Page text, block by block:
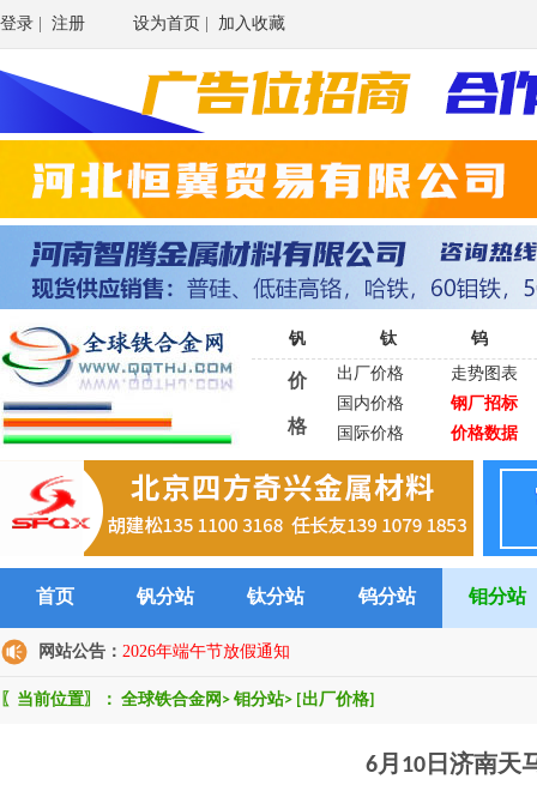
登录 注册 设为首页 加入收藏
钒 钛 钨
价
格
出厂价格
走势图表
国内价格
钢厂招标
国际价格
价格数据
首页 钒分站 钛分站 钨分站 钼分站
网站公告： 2026年端午节放假通知
〖当前位置〗： 全球铁合金网 > 钼分站> [出厂价格]
6月10日济南天